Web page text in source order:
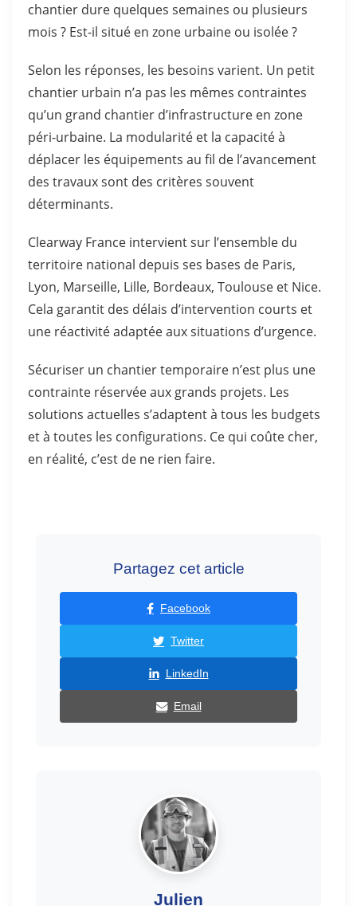
chantier dure quelques semaines ou plusieurs
mois ? Est-il situé en zone urbaine ou isolée ?
Selon les réponses, les besoins varient. Un petit
chantier urbain n’a pas les mêmes contraintes
qu’un grand chantier d’infrastructure en zone
péri-urbaine. La modularité et la capacité à
déplacer les équipements au fil de l’avancement
des travaux sont des critères souvent
déterminants.
Clearway France intervient sur l’ensemble du
territoire national depuis ses bases de Paris,
Lyon, Marseille, Lille, Bordeaux, Toulouse et Nice.
Cela garantit des délais d’intervention courts et
une réactivité adaptée aux situations d’urgence.
Sécuriser un chantier temporaire n’est plus une
contrainte réservée aux grands projets. Les
solutions actuelles s’adaptent à tous les budgets
et à toutes les configurations. Ce qui coûte cher,
en réalité, c’est de ne rien faire.
Partagez cet article
Facebook
Twitter
LinkedIn
Email
Julien